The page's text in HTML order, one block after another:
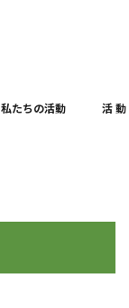
私たちの活動 活 動